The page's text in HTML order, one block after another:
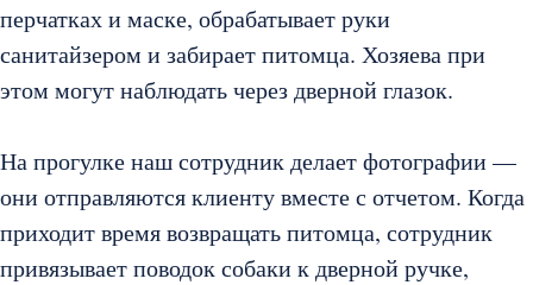
перчатках и маске, обрабатывает руки
санитайзером и забирает питомца. Хозяева при
этом могут наблюдать через дверной глазок.
На прогулке наш сотрудник делает фотографии —
они отправляются клиенту вместе с отчетом. Когда
приходит время возвращать питомца, сотрудник
привязывает поводок собаки к дверной ручке,